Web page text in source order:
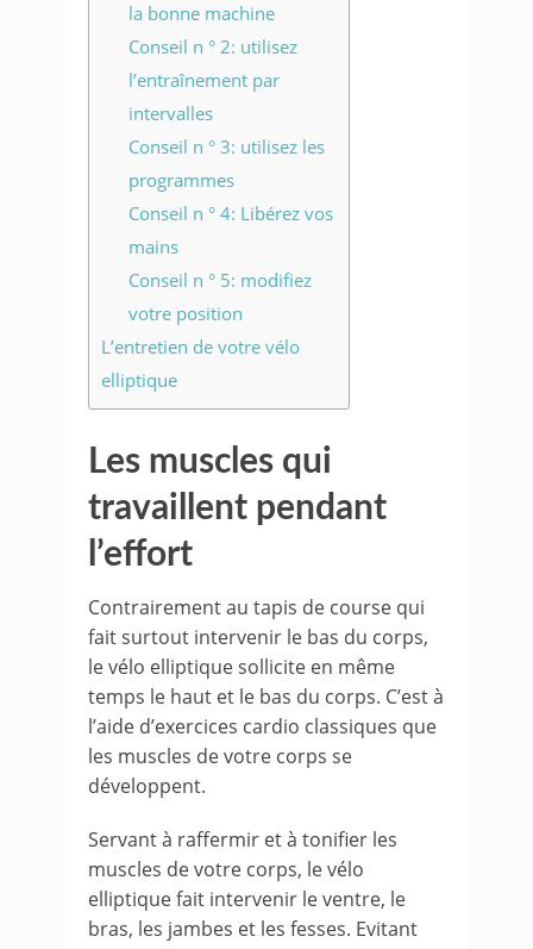
la bonne machine
Conseil n ° 2: utilisez
l’entraînement par
intervalles
Conseil n ° 3: utilisez les
programmes
Conseil n ° 4: Libérez vos
mains
Conseil n ° 5: modifiez
votre position
L’entretien de votre vélo
elliptique
Les muscles qui
travaillent pendant
l’effort
Contrairement au tapis de course qui
fait surtout intervenir le bas du corps,
le vélo elliptique sollicite en même
temps le haut et le bas du corps. C’est à
l’aide d’exercices cardio classiques que
les muscles de votre corps se
développent.
Servant à raffermir et à tonifier les
muscles de votre corps, le vélo
elliptique fait intervenir le ventre, le
bras, les jambes et les fesses. Evitant